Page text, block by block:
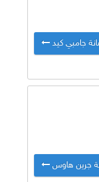
جامبي كيد
جرين هاوس